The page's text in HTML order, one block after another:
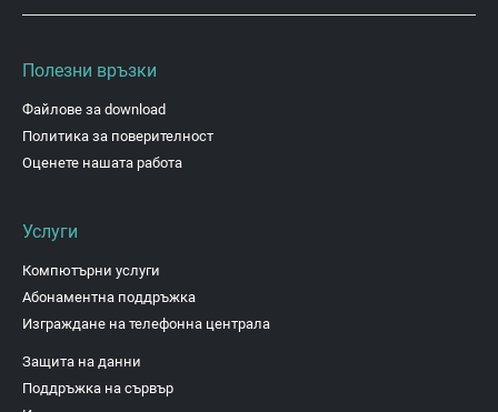
Полезни връзки
Файлове за download
Политика за поверителност
Оценете нашата работа
Услуги
Компютърни услуги
Абонаментна поддръжка
Изграждане на телефонна централа
Защита на данни
Поддръжка на сървър